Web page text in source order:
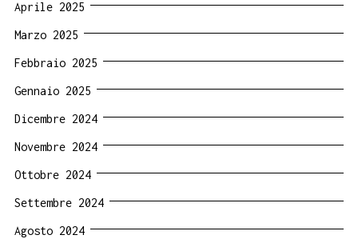
Aprile 2025
Marzo 2025
Febbraio 2025
Gennaio 2025
Dicembre 2024
Novembre 2024
Ottobre 2024
Settembre 2024
Agosto 2024